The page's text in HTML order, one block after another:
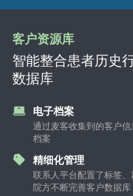
客户资源库
智能整合患者历史
数据库
电子档案
通过麦客收集到的客户
档案
精细化管理
联系人平台配置了标签
院方不断完善客户数据库